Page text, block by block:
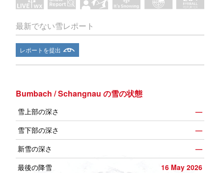
最新でない雪レポート
レポートを提出
Bumbach / Schangnau の雪の状態
雪上部の深さ
—
雪下部の深さ
—
新雪の深さ
—
最後の降雪
16 May 2026